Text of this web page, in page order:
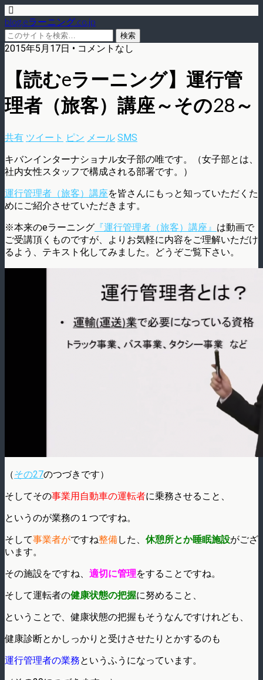
blog.eラーニング.co.jp
2015年5月17日 • コメントなし
【読むeラーニング】運行管
理者（旅客）講座～その28～
共有 ツイート ピン メール SMS
キバンインターナショナル女子部の唯です。（女子部とは、
社内女性スタッフで構成される部署です。）
運行管理者（旅客）講座を皆さんにもっと知っていただくた
めにご紹介させていただきます。
※本来のeラーニング 『運行管理者（旅客）講座』 は動画で
ご受講頂くものですが、よりお気軽に内容をご理解いただけ
るよう、テキスト化してみました。どうぞご覧下さい。
（その27のつづきです）
そしてその事業用自動車の運転者に乗務させること、
というのが業務の１つですね。
そして事業者がですね整備した、 休憩所とか睡眠施設がござ
います。
その施設をですね、 適切に管理をすることですね。
そして運転者の健康状態の把握に努めること、
ということで、健康状態の把握もそうなんですけれども、
健康診断とかしっかりと受けさせたりとかするのも
運行管理者の業務というふうになっています。